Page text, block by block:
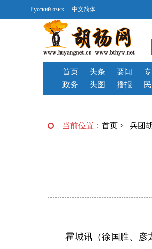
Русский язык 中文简体
首页 头条
要闻
政务
头图 播报
当前位置： 首页 > 兵团
霍城讯（徐国胜、彦